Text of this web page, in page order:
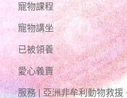
寵物課程
寵物講坐
已被領養
愛心義賣
服務 | 亞洲非牟利動物救援